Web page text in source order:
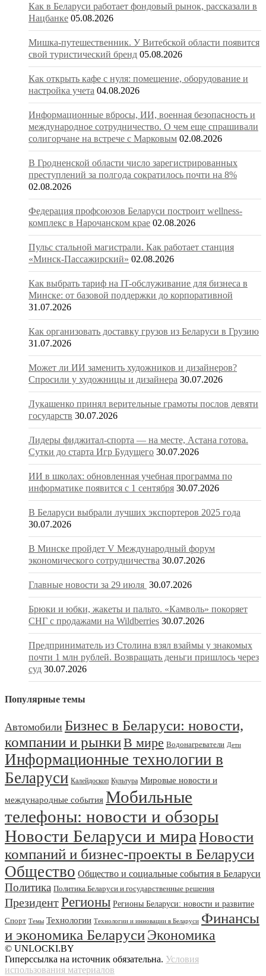
Как в Беларуси работает фондовый рынок, рассказали в
Нацбанке 05.08.2026
Мишка-путешественник. У Витебской области появится
свой туристический бренд 05.08.2026
Как открыть кафе с нуля: помещение, оборудование и
настройка учета 04.08.2026
Информационные вбросы, ИИ, военная безопасность и
международное сотрудничество. О чем еще спрашивали
солигорчане на встрече с Марковым 02.08.2026
В Гродненской области число зарегистрированных
преступлений за полгода сократилось почти на 8%
02.08.2026
Федерация профсоюзов Беларуси построит wellness-
комплекс в Нарочанском крае 02.08.2026
Пульс стальной магистрали. Как работает станция
«Минск-Пассажирский» 02.08.2026
Как выбрать тариф на IT-обслуживание для бизнеса в
Минске: от базовой поддержки до корпоративной
31.07.2026
Как организовать доставку грузов из Беларуси в Грузию
31.07.2026
Может ли ИИ заменить художников и дизайнеров?
Спросили у художницы и дизайнера 30.07.2026
Лукашенко принял верительные грамоты послов девяти
государств 30.07.2026
Лидеры фиджитал-спорта — на месте, Астана готова.
Сутки до старта Игр Будущего 30.07.2026
ИИ в школах: обновленная учебная программа по
информатике появится с 1 сентября 30.07.2026
В Беларуси выбрали лучших экспортеров 2025 года
30.07.2026
В Минске пройдет V Международный форум
экономического сотрудничества 30.07.2026
Главные новости за 29 июля 30.07.2026
Брюки и юбки, жакеты и пальто. «Камволь» покоряет
СНГ с продажами на Wildberries 30.07.2026
Предприниматель из Столина взял взаймы у знакомых
почти 1 млн рублей. Возвращать деньги пришлось через
суд 30.07.2026
Популярные темы
Автомобили Бизнес в Беларуси: новости,
компании и рынкиВ мире Водонагреватели Дети
Информационные технологии в
Беларуси Калейдоскоп Культура Мировые новости и
международные события Мобильные
телефоны: новости и обзоры
Новости Беларуси и мира Новости
компаний и бизнес-проекты в Беларуси
Общество Общество и социальные события в Беларуси
Политика Политика Беларуси и государственные решения
ПрезидентРегионы Регионы Беларуси: новости и развитие
Спорт Темы Технологии Технологии и инновации в Беларуси Финансы
и экономика БеларусиЭкономика
© UNLOCKI.BY
Гиперссылка на источник обязательна. Условия
использования материалов